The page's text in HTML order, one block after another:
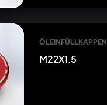
ÖLEINFÜLLKAPPEN
M22X1.5